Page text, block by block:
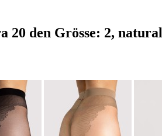
20 den Grösse: 2, natural